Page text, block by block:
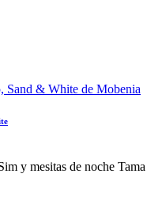
y mesitas de noche Tama